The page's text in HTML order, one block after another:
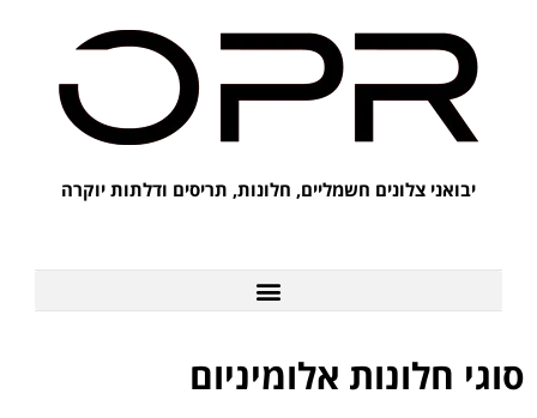
יבואני צלונים חשמליים, חלונות, תריסים ודלתות יוקרה
סוגי חלונות אלומיניום